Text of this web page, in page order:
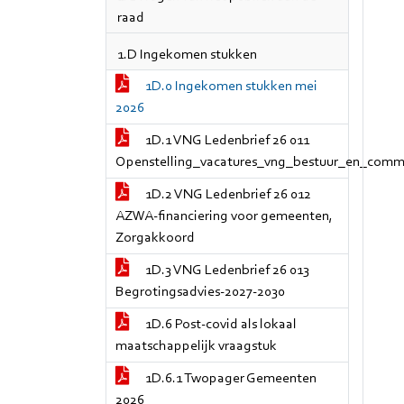
raad
1.D Ingekomen stukken
1D.0 Ingekomen stukken mei
2026
1D.1 VNG Ledenbrief 26 011
1D.2 VNG Ledenbrief 26 012
AZWA-financiering voor gemeenten,
Zorgakkoord
1D.3 VNG Ledenbrief 26 013
Begrotingsadvies-2027-2030
1D.6 Post-covid als lokaal
maatschappelijk vraagstuk
1D.6.1 Twopager Gemeenten
2026